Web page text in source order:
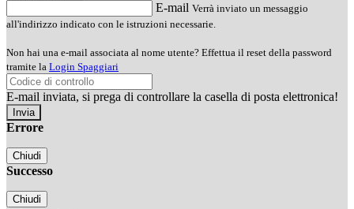
E-mail Verrà inviato un messaggio
all'indirizzo indicato con le istruzioni necessarie.
Non hai una e-mail associata al nome utente? Effettua il reset della password
tramite la Login Spaggiari
E-mail inviata, si prega di controllare la casella di posta elettronica!
Errore
Chiudi
Successo
Chiudi